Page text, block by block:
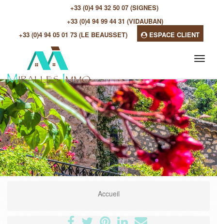
+33 (0)4 94 32 50 07 (SIGNES)
+33 (0)4 94 99 44 31 (VIDAUBAN)
+33 (0)4 94 05 01 73 (LE BEAUSSET)
ESPACE CLIENT
Accueil